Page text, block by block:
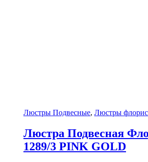
Люстры Подвесные, Люстры
Люстра Подвесная
1289/3 PINK GOLD